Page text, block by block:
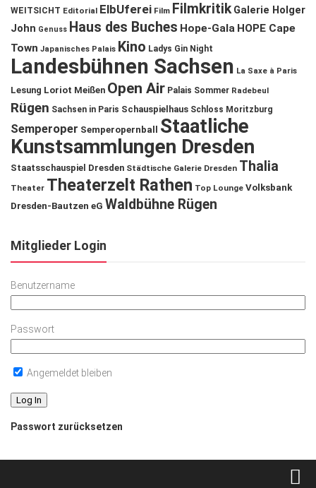
WEITSICHT Editorial ElbUferei Film Filmkritik Galerie Holger
John Genuss Haus des Buches Hope-Gala HOPE Cape
Town Japanisches Palais Kino Ladys Gin Night
Landesbühnen Sachsen La Saxe à Paris
Lesung Loriot Meißen Open Air Palais Sommer Radebeul
Rügen Sachsen in Paris Schauspielhaus Schloss Moritzburg
Semperoper Semperopernball
Staatliche
Kunstsammlungen Dresden
Staatsschauspiel Dresden Städtische Galerie Dresden Thalia
Theater Theaterzelt Rathen Top Lounge Volksbank
Dresden-Bautzen eG Waldbühne Rügen
Mitglieder Login
Benutzername
Passwort
Angemeldet bleiben
Passwort zurücksetzen